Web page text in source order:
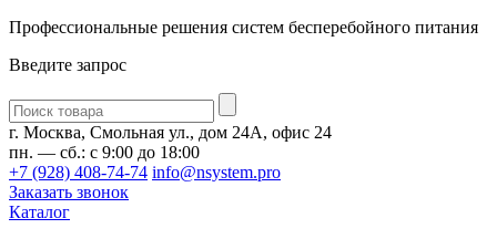
Профессиональные решения систем бесперебойного питания
Введите запрос
Введите
запрос
г. Москва, Смольная ул., дом 24А, офис 24
пн. — сб.: с 9:00 до 18:00
+7 (928) 408-74-74 info@nsystem.pro
Заказать звонок
Каталог